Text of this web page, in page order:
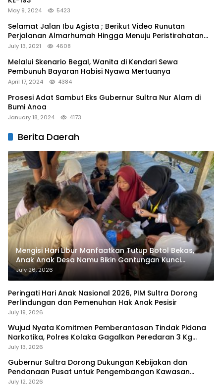
May 9, 2024 5423
Selamat Jalan Ibu Agista ; Berikut Video Runutan
Perjalanan Almarhumah Hingga Menuju Peristirahatan
Terakhir
July 13, 2021 4608
Melalui Skenario Begal, Wanita di Kendari Sewa
Pembunuh Bayaran Habisi Nyawa Mertuanya
April 17, 2024 4384
Prosesi Adat Sambut Eks Gubernur Sultra Nur Alam di
Bumi Anoa
January 18, 2024 4173
Berita Daerah
Mengisi Hari Libur Manfaatkan Tutup Botol Bekas,
Anak Anak Desa Namu Bikin Gantungan Kunci
Bernilai Ekonomi
July 26, 2026
Peringati Hari Anak Nasional 2026, PIM Sultra Dorong
Perlindungan dan Pemenuhan Hak Anak Pesisir
July 19, 2026
Wujud Nyata Komitmen Pemberantasan Tindak Pidana
Narkotika, Polres Kolaka Gagalkan Peredaran 3 Kg
Sabu-Sabu
July 13, 2026
Gubernur Sultra Dorong Dukungan Kebijakan dan
Pendanaan Pusat untuk Pengembangan Kawasan
Liangkobhori
July 12, 2026